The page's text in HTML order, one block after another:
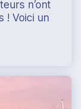
n’ont
! Voici un